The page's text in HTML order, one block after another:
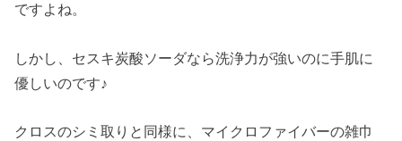
ですよね。
しかし、セスキ炭酸ソーダなら洗浄力が強いのに手肌に
優しいのです♪
クロスのシミ取りと同様に、マイクロファイバーの雑巾